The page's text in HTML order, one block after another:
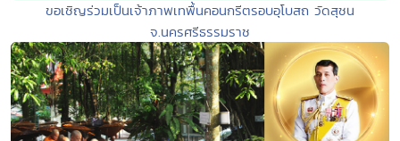
ขอเชิญร่วมเป็นเจ้าภาพเทพื้นคอนกรีตรอบอุโบสถ วัดสุชน
จ.นครศรีธรรมราช